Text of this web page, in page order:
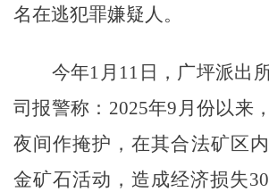
名在逃犯罪嫌疑人。
今年1月11日，广坪派出
司报警称：2025年9月份以来
夜间作掩护，在其合法矿区
金矿石活动，造成经济损失